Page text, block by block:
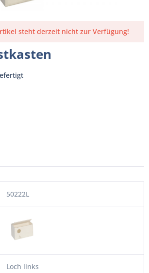
steht derzeit nicht zur Verfügung!
50222L
Loch links